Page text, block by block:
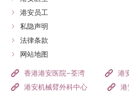
港安员工
私隐声明
法律条款
网站地图
香港港安医院–荃湾
港
港安机械臂外科中心
港